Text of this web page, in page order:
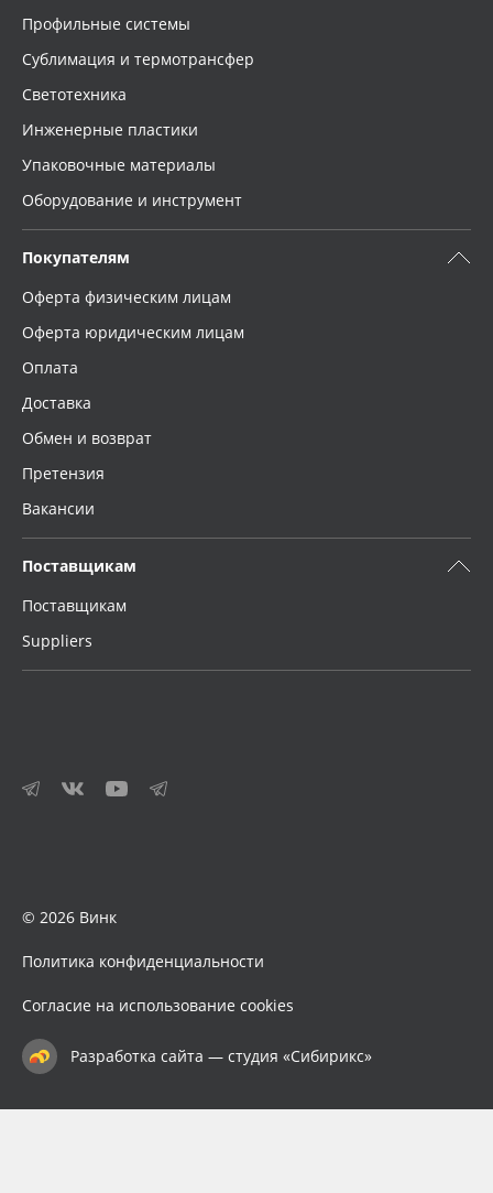
Профильные системы
Сублимация и термотрансфер
Светотехника
Инженерные пластики
Упаковочные материалы
Оборудование и инструмент
Покупателям
Оферта физическим лицам
Оферта юридическим лицам
Оплата
Доставка
Обмен и возврат
Претензия
Вакансии
Поставщикам
Поставщикам
Suppliers
© 2026 Винк
Политика конфиденциальности
Согласие на использование cookies
Разработка сайта — студия «Сибирикс»